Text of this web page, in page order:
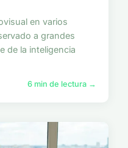
en varios
a grandes
de la inteligencia
6 min de lectura →